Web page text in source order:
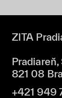
ZITA
821 08
+421 949